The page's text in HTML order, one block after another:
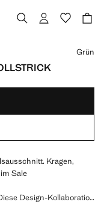
Grün
Kragen,
Sale
Design-Kollaboration